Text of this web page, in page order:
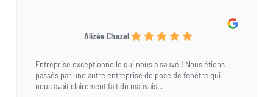
Alizée Chazal
Entreprise exceptionnelle qui nous a sauvé ! Nous étions
passés par une autre entreprise de pose de fenêtre qui
nous avait clairement fait du mauvais...